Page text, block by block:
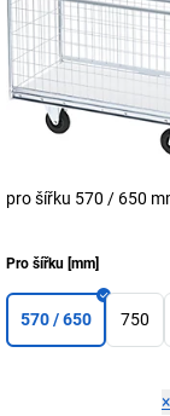
pro šířku 570 / 650
Pro šířku [mm]
570 / 650 750
×